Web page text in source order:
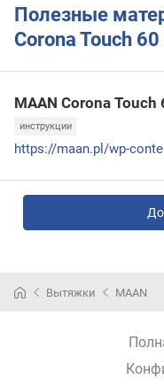
Полезные
Corona Touch 60
MAAN Corona Touch
инструкции
Вытяжки MAAN